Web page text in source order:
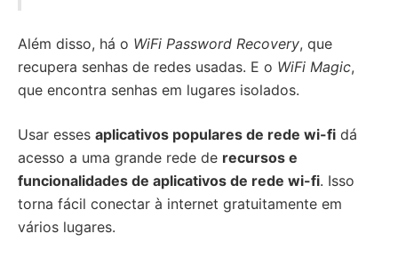
Além disso, há o WiFi Password Recovery, que
recupera senhas de redes usadas. E o WiFi Magic,
que encontra senhas em lugares isolados.
Usar esses aplicativos populares de rede wi-fi dá
acesso a uma grande rede de recursos e
funcionalidades de aplicativos de rede wi-fi. Isso
torna fácil conectar à internet gratuitamente em
vários lugares.